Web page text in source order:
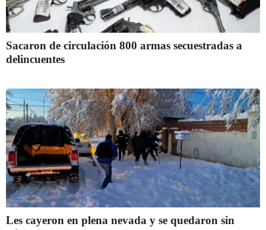
Sacaron de circulación 800 armas secuestradas a
delincuentes
Les cayeron en plena nevada y se quedaron sin